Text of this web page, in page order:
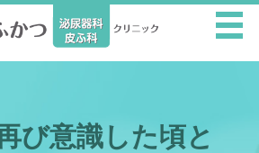
び意識した頃と